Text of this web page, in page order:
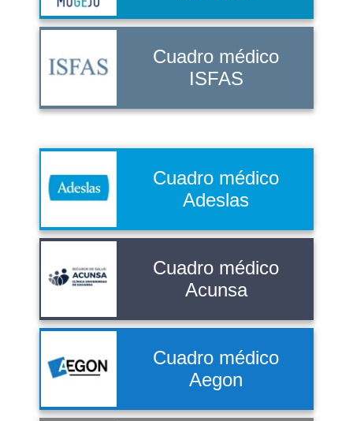
Cuadro médico
ISFAS
Cuadro médico
Adeslas
Cuadro médico
Acunsa
Cuadro médico
Aegon